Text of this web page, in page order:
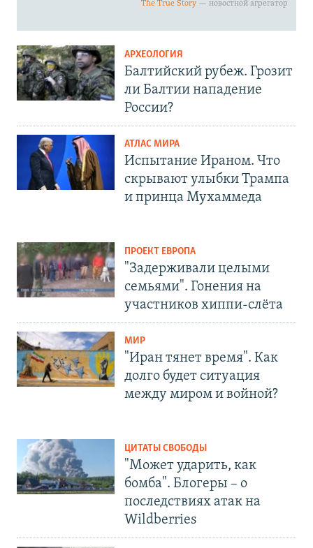
АРХЕОЛОГИЯ
Балтийский рубеж. Грозит
ли Балтии нападение
России?
АТЛАС МИРА
Испытание Ираном. Что
скрывают улыбки Трампа
и принца Мухаммеда
ПРОЕКТ ЕВРОПА
"Задерживали целыми
семьями". Гонения на
участников хиппи-слёта
МИР
"Иран тянет время". Как
долго будет ситуация
между миром и войной?
ЦИТАТЫ СВОБОДЫ
"Может ударить, как
бомба". Блогеры – о
последствиях атак на
Wildberries